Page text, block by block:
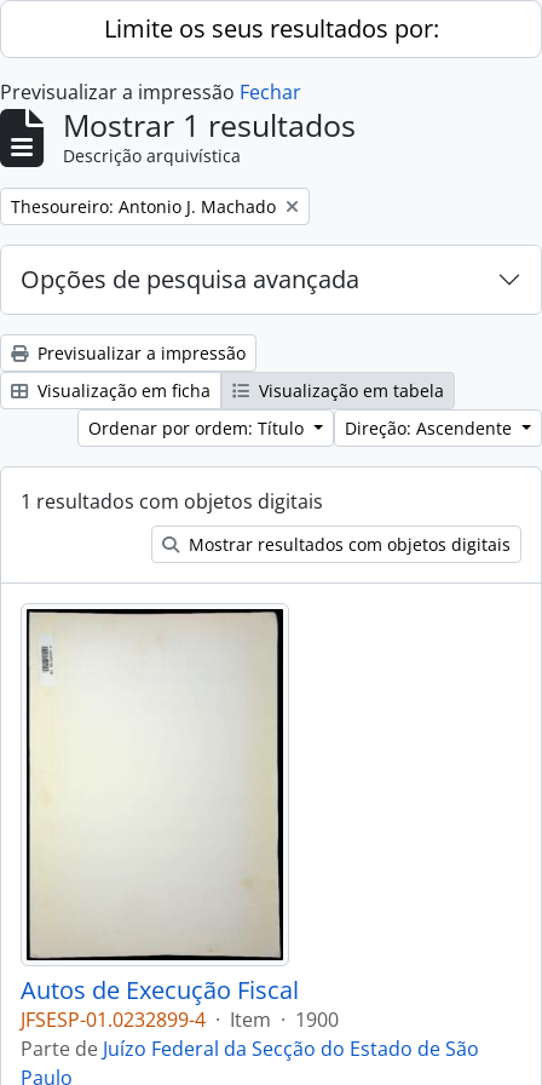
Skip to main contentLimite os seus resultados por:
Previsualizar a impressão Fechar
Mostrar 1 resultados
Descrição arquivística
Remove filter:
Thesoureiro: Antonio J. Machado
Opções de pesquisa avançada
Previsualizar a impressão
Visualização em ficha
Visualização em tabela
Ordenar por ordem: Título
Direção: Ascendente
1 resultados com objetos digitais
Mostrar resultados com objetos digitais
Autos de Execução Fiscal
JFSESP-01.0232899-4 · Item · 1900
Parte de Juízo Federal da Secção do Estado de São
Paulo